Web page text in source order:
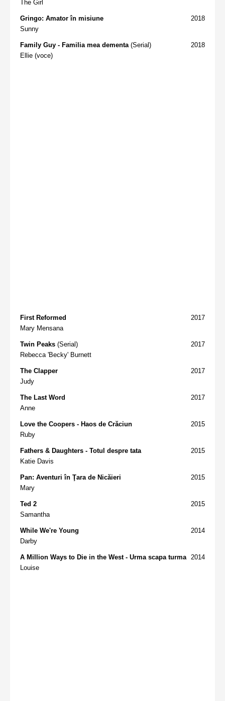
The Girl
2018
Gringo: Amator în misiune
Sunny
2018
Family Guy - Familia mea dementa (Serial)
Ellie (voce)
2017
First Reformed
Mary Mensana
2017
Twin Peaks (Serial)
Rebecca 'Becky' Burnett
2017
The Clapper
Judy
2017
The Last Word
Anne
2015
Love the Coopers - Haos de Crăciun
Ruby
2015
Fathers & Daughters - Totul despre tata
Katie Davis
2015
Pan: Aventuri în Ţara de Nicăieri
Mary
2015
Ted 2
Samantha
2014
While We're Young
Darby
2014
A Million Ways to Die in the West - Urma scapa turma
Louise